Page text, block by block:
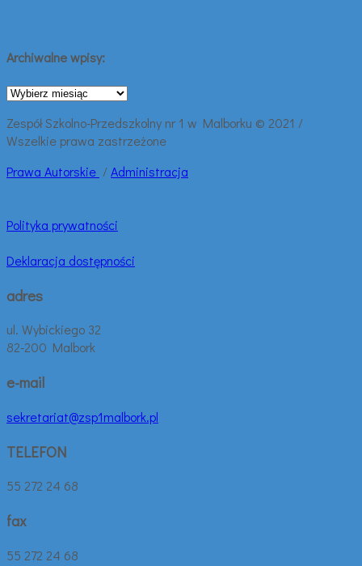
Archiwalne wpisy:
Archiwalne
Zespół Szkolno-Przedszkolny nr 1 w Malborku © 2021 /
Wszelkie prawa zastrzeżone
Prawa Autorskie /Administracja
Polityka prywatności
Deklaracja dostępności
adres
ul. Wybickiego 32
82-200 Malbork
e-mail
sekretariat@zsp1malbork.pl
TELEFON
55 272 24 68
fax
55 272 24 68